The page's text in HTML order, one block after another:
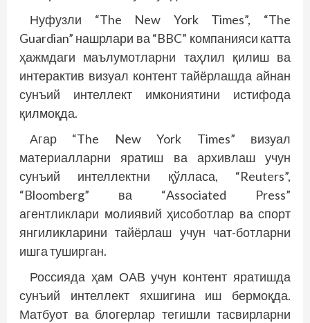
Нуфузли “The New York Times”, “The
Guardian” нашрлари ва “BBC” компанияси катта
ҳажмдаги маълумотларни таҳлил қилиш ва
интерактив визуал контент тайёрлашда айнан
сунъий интеллект имкониятини истифода
қилмоқда.
Агар “The New York Times” визуал
материалларни яратиш ва архивлаш учун
сунъий интеллектни қўлласа, “Reuters”,
“Bloomberg” ва “Associated Press”
агентликлари молиявий ҳисоботлар ва спорт
янгиликларини тайёрлаш учун чат-ботларни
ишга туширган.
Россияда ҳам ОАВ учун контент яратишда
сунъий интеллект яхшигина иш бермоқда.
Матбуот ва блогерлар тегишли тасвирларни